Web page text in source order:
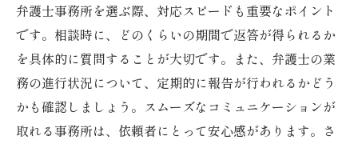
弁護士事務所を選ぶ際、対応スピードも重要なポイント
です。相談時に、どのくらいの期間で返答が得られるか
を具体的に質問することが大切です。また、弁護士の業
務の進行状況について、定期的に報告が行われるかどう
かも確認しましょう。スムーズなコミュニケーションが
取れる事務所は、依頼者にとって安心感があります。さ